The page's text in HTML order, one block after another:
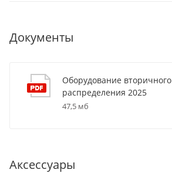
Документы
Оборудование вторичного
распределения 2025
47,5 мб
Аксессуары